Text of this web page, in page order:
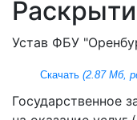
Устав ФБУ
Скачать (2.87 Мб,
Государственное